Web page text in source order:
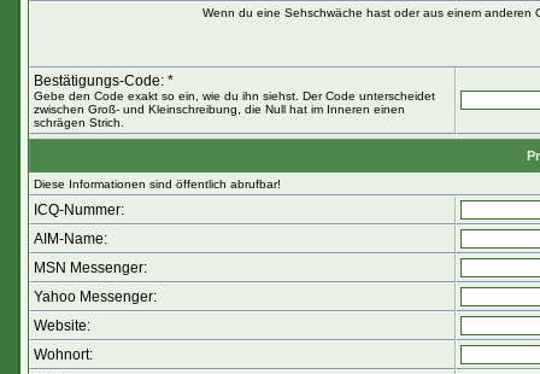
Wenn du eine Sehschwäche hast oder aus einem
Bestätigungs-Code: *
Gebe den Code exakt so ein, wie du ihn siehst. Der Code unterscheidet
zwischen Groß- und Kleinschreibung, die Null hat im Inneren einen
schrägen Strich.
Diese Informationen sind öffentlich abrufbar!
ICQ-Nummer:
AIM-Name:
MSN Messenger:
Yahoo Messenger:
Website:
Wohnort: